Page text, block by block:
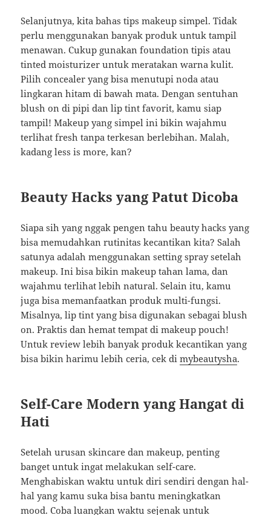
Selanjutnya, kita bahas tips makeup simpel. Tidak
perlu menggunakan banyak produk untuk tampil
menawan. Cukup gunakan foundation tipis atau
tinted moisturizer untuk meratakan warna kulit.
Pilih concealer yang bisa menutupi noda atau
lingkaran hitam di bawah mata. Dengan sentuhan
blush on di pipi dan lip tint favorit, kamu siap
tampil! Makeup yang simpel ini bikin wajahmu
terlihat fresh tanpa terkesan berlebihan. Malah,
kadang less is more, kan?
Beauty Hacks yang Patut Dicoba
Siapa sih yang nggak pengen tahu beauty hacks yang
bisa memudahkan rutinitas kecantikan kita? Salah
satunya adalah menggunakan setting spray setelah
makeup. Ini bisa bikin makeup tahan lama, dan
wajahmu terlihat lebih natural. Selain itu, kamu
juga bisa memanfaatkan produk multi-fungsi.
Misalnya, lip tint yang bisa digunakan sebagai blush
on. Praktis dan hemat tempat di makeup pouch!
Untuk review lebih banyak produk kecantikan yang
bisa bikin harimu lebih ceria, cek dimybeautysha.
Self-Care Modern yang Hangat di
Hati
Setelah urusan skincare dan makeup, penting
banget untuk ingat melakukan self-care.
Menghabiskan waktu untuk diri sendiri dengan hal-
hal yang kamu suka bisa bantu meningkatkan
mood. Coba luangkan waktu sejenak untuk